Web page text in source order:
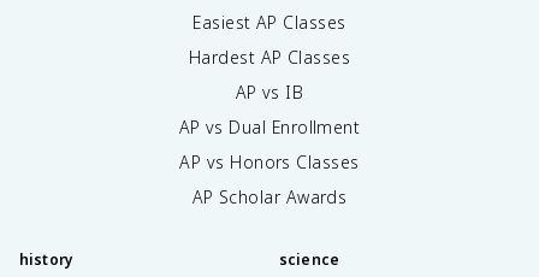
Easiest AP Classes
Hardest AP Classes
AP vs IB
AP vs Dual Enrollment
AP vs Honors Classes
AP Scholar Awards
history science